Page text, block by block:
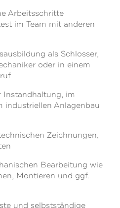
Arbeitsschritte
im Team mit anderen
als Schlosser,
oder in einem
Instandhaltung, im
industriellen Anlagenbau
Zeichnungen,
Bearbeitung wie
Montieren und ggf.
und selbstständige